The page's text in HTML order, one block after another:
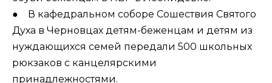
● В кафедральном соборе Сошествия Святого
Духа в Черновцах детям-беженцам и детям из
нуждающихся семей передали 500 школьных
рюкзаков с канцелярскими
принадлежностями.